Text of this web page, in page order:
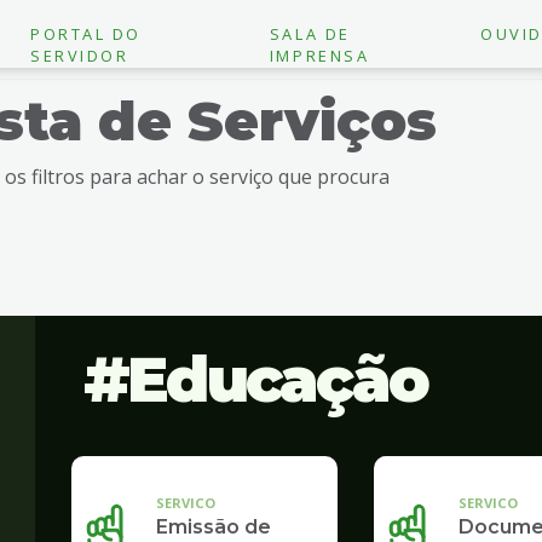
PORTAL DO
SERVIDOR
SALA DE
IMPRENSA
de Serviços
os filtros para achar o serviço que procura
Educação
SERVICO
Emissão de
SERVICO